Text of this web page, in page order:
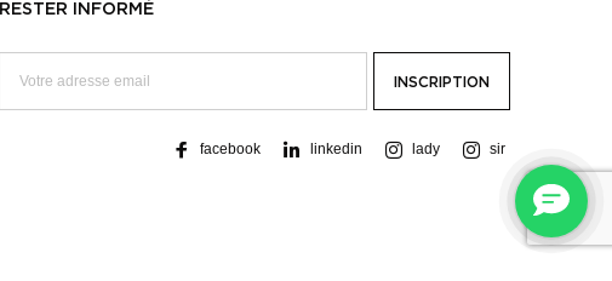
RESTER INFORMÉ
facebook linkedin lady sir